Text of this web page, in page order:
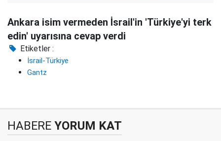
Ankara isim vermeden İsrail'in 'Türkiye'yi terk
edin' uyarısına cevap verdi
Etiketler :
İsrail-Türkiye
Gantz
HABERE YORUM KAT